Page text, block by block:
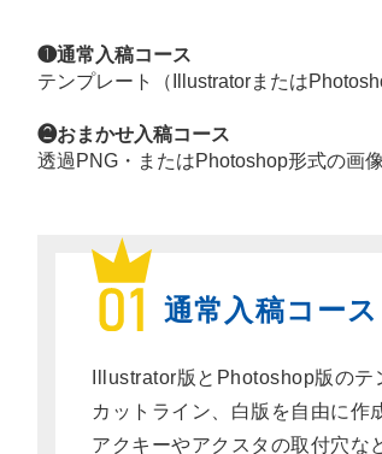
❶通常入稿コース
テンプレート（Illustratorまたは
❷おまかせ入稿コース
透過PNG・またはPhotoshop形式の画
通常入稿コース
Illustrator版とPhotoshop版のテ
カットライン、白版を自由に作
アクキーやアクスタの取付穴な